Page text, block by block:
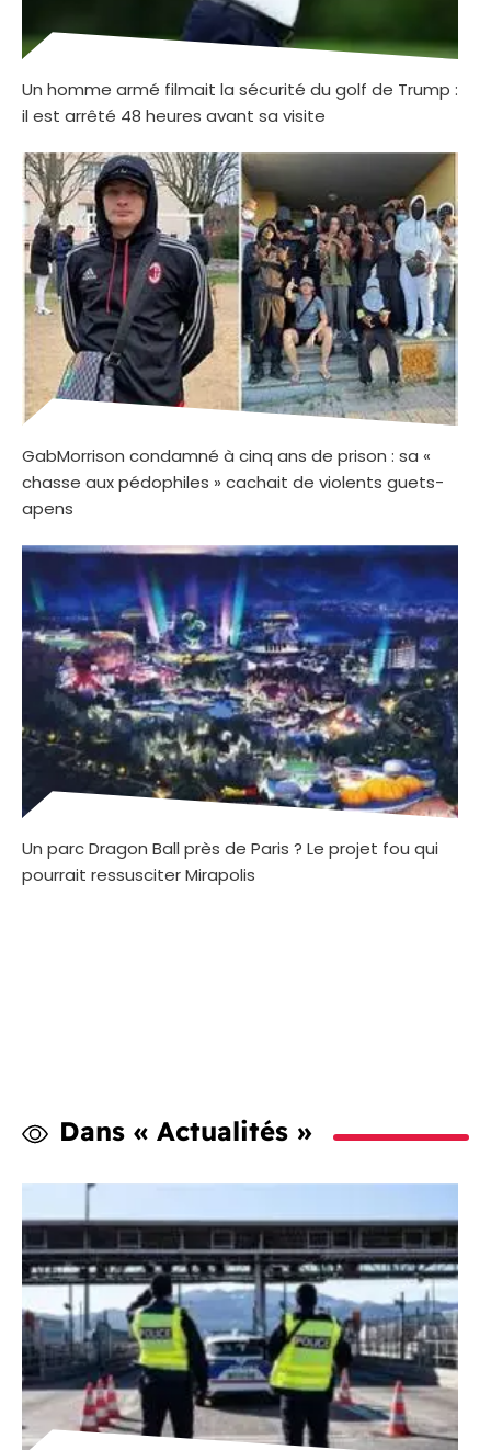
Un homme armé filmait la sécurité du golf de Trump :
il est arrêté 48 heures avant sa visite
GabMorrison condamné à cinq ans de prison : sa «
chasse aux pédophiles » cachait de violents guets-
apens
Un parc Dragon Ball près de Paris ? Le projet fou qui
pourrait ressusciter Mirapolis
Dans « Actualités »